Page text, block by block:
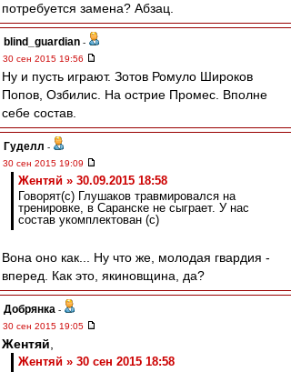
потребуется замена? Абзац.
blind_guardian -
30 сен 2015 19:56
Ну и пусть играют. Зотов Ромуло Широков
Попов, Озбилис. На острие Промес. Вполне
себе состав.
Гуделл -
30 сен 2015 19:09
Жентяй » 30.09.2015 18:58
Говорят(с) Глушаков травмировался на
тренировке, в Саранске не сыграет. У нас
состав укомплектован (с)
Вона оно как... Ну что же, молодая гвардия -
вперед. Как это, якиновщина, да?
Добрянка -
30 сен 2015 19:05
Жентяй
Жентяй » 30 сен 2015 18:58